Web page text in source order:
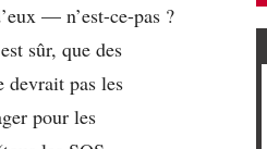
— n’est-ce-pas ?
sûr, que des
devrait pas les
pour les